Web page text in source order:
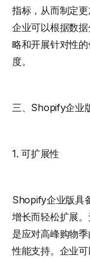
指标，从而制定
企业可以根据数
略和开展针对性
度。
三、Shopify企业
1. 可扩展性
Shopify企业版具
增长而轻松扩展
是应对高峰购物
性能支持。企业